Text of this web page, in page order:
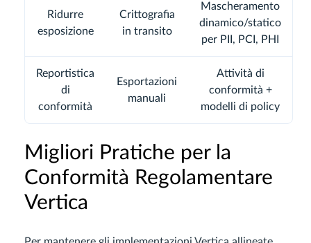
Ridurre
esposizione
Crittografia
in transito
Mascheramento
dinamico/statico
per PII, PCI, PHI
Reportistica
di
conformità
Esportazioni
manuali
Attività di
conformità +
modelli di policy
Migliori Pratiche per la
Conformità Regolamentare
Vertica